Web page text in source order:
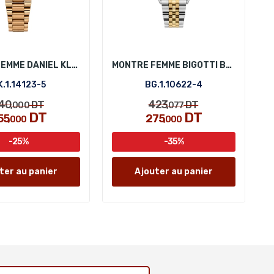
MONTRE FEMME DANIEL KLEIN DK.1.14123-5
5
,000DT
,000 DT
-25%
au panier
MONTRE FEMME BIGOTTI BG.1.10622-4
BG.1.10622-4
423,077DT
275,000 DT
-35%
Ajouter au panier